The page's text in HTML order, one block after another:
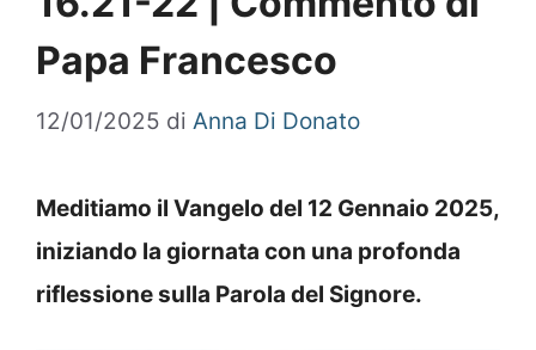
Papa Francesco
12/01/2025 di Anna Di Donato
Meditiamo il Vangelo del 12 Gennaio 2025,
iniziando la giornata con una profonda
riflessione sulla Parola del Signore.